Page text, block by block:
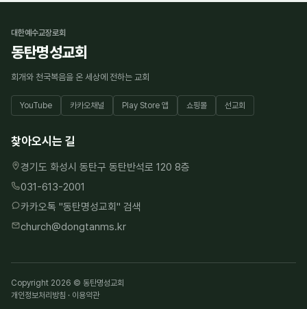
대한예수교장로회
동탄명성교회
회개와 천국복음을 온 세상에 전하는 교회
YouTube 카카오채널 Play Store 앱 쇼핑몰 선교회
찾아오시는 길
경기도 화성시 동탄구 동탄반석로 120 8층
031-613-2001
카카오톡 "동탄명성교회" 검색
church@dongtanms.kr
Copyright 2026 © 동탄명성교회
개인정보처리방침 · 이용약관